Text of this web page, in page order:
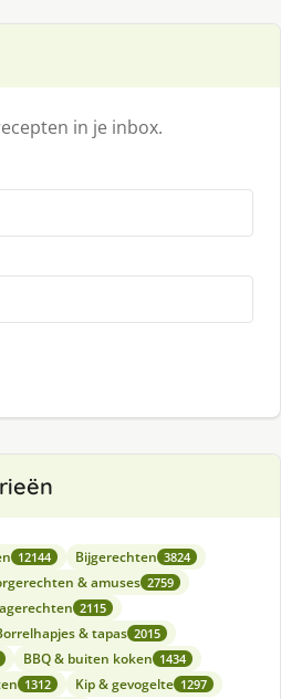
in je inbox.
12144 Bijgerechten 3824
& amuses 2759
2115
& tapas 2015
BBQ & buiten koken 1434
1312 Kip & gevogelte 1297